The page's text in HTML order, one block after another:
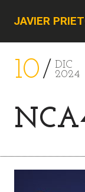
JAVIER
10
DIC
2024